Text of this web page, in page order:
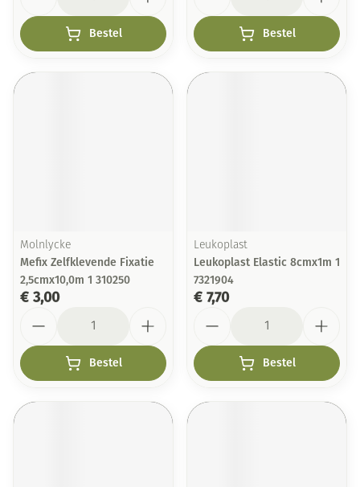
Bestel Bestel
Molnlycke
Mefix Zelfklevende Fixatie
2,5cmx10,0m 1 310250
€ 3,00
Bestel
Leukoplast
Leukoplast Elastic 8cmx1m 1
7321904
€ 7,70
Bestel